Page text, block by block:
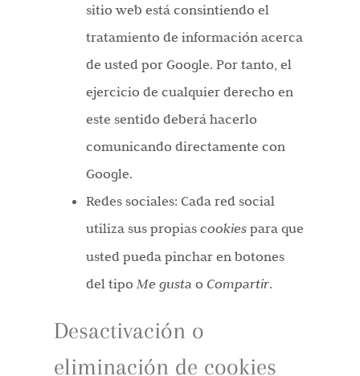
sitio web está consintiendo el
tratamiento de información acerca
de usted por Google. Por tanto, el
ejercicio de cualquier derecho en
este sentido deberá hacerlo
comunicando directamente con
Google.
Redes sociales: Cada red social
utiliza sus propias cookiespara que
usted pueda pinchar en botones
del tipo Me gusta o Compartir.
Desactivación o
eliminación de cookies